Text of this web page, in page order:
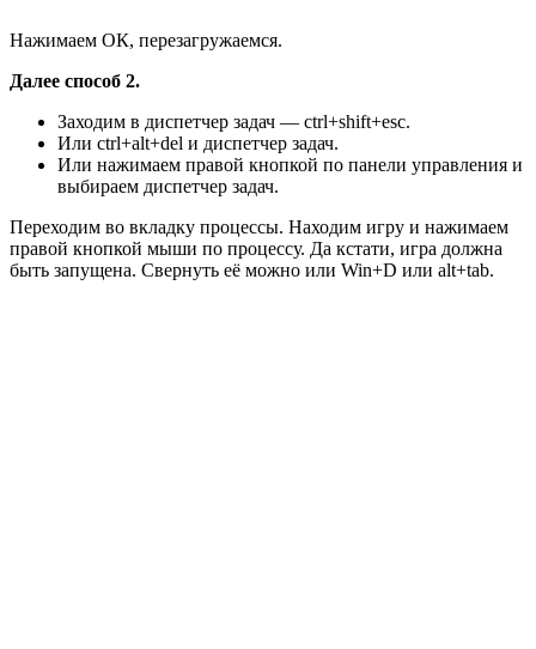
Нажимаем ОК, перезагружаемся.
Далее способ 2.
Заходим в диспетчер задач — ctrl+shift+esc.
Или ctrl+alt+del и диспетчер задач.
Или нажимаем правой кнопкой по панели управления и
выбираем диспетчер задач.
Переходим во вкладку процессы. Находим игру и нажимаем
правой кнопкой мыши по процессу. Да кстати, игра должна
быть запущена. Свернуть её можно или Win+D или alt+tab.